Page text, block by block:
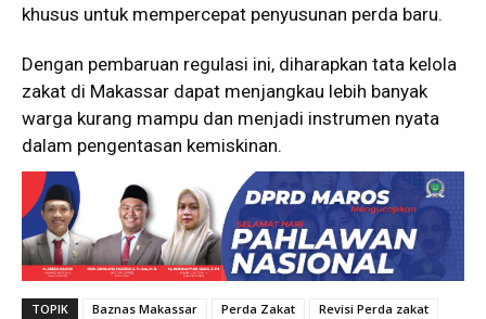
khusus untuk mempercepat penyusunan perda baru.
Dengan pembaruan regulasi ini, diharapkan tata kelola
zakat di Makassar dapat menjangkau lebih banyak
warga kurang mampu dan menjadi instrumen nyata
dalam pengentasan kemiskinan.
TOPIK Baznas Makassar Perda Zakat
Revisi Perda zakat